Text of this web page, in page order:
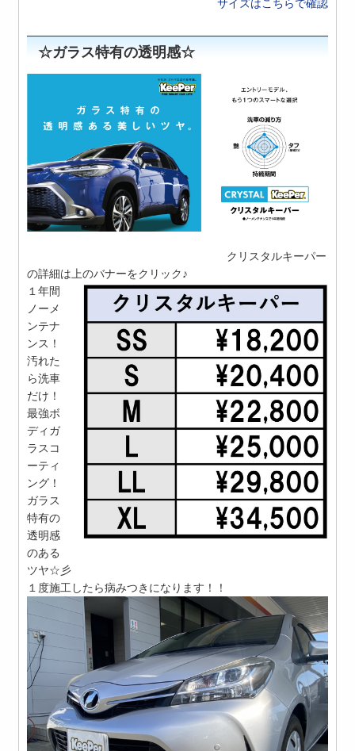
サイズはこちらで確認
☆ガラス特有の透明感☆
クリスタルキーパー
の詳細は上のバナーをクリック♪
１年間
ノーメ
ンテナ
ンス！
汚れた
ら洗車
だけ！
最強ボ
ディガ
ラスコ
ーティ
ング！
ガラス
特有の
透明感
のある
ツヤ☆彡
１度施工したら病みつきになります！！